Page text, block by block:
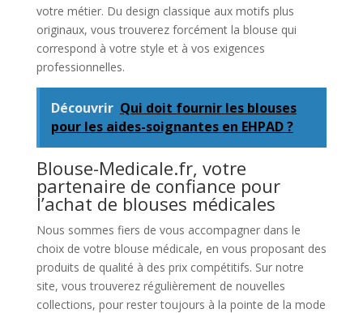
votre métier. Du design classique aux motifs plus
originaux, vous trouverez forcément la blouse qui
correspond à votre style et à vos exigences
professionnelles.
Découvrir Qui doit fournir les blouses
pour les aides-soignantes en EHPAD ?
Blouse-Medicale.fr, votre
partenaire de confiance pour
l’achat de blouses médicales
Nous sommes fiers de vous accompagner dans le
choix de votre blouse médicale, en vous proposant des
produits de qualité à des prix compétitifs. Sur notre
site, vous trouverez régulièrement de nouvelles
collections, pour rester toujours à la pointe de la mode